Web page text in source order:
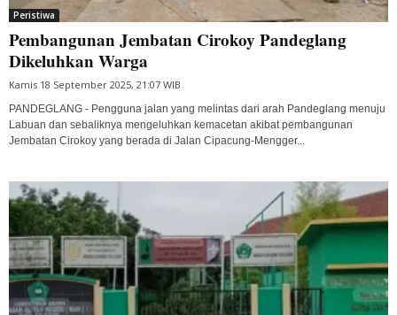
Peristiwa
Pembangunan Jembatan Cirokoy Pandeglang
Dikeluhkan Warga
Kamis 18 September 2025, 21:07 WIB
PANDEGLANG - Pengguna jalan yang melintas dari arah Pandeglang menuju
Labuan dan sebaliknya mengeluhkan kemacetan akibat pembangunan
Jembatan Cirokoy yang berada di Jalan Cipacung-Mengger...